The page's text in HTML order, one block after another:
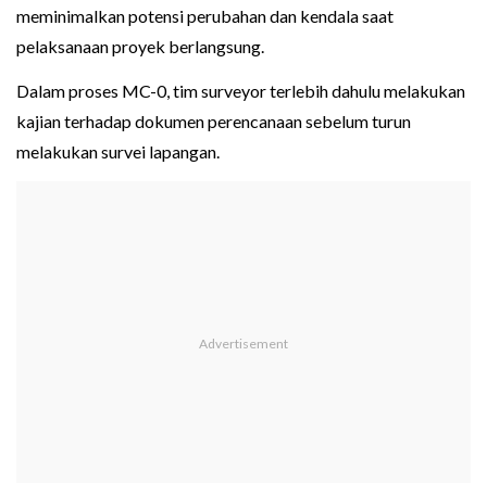
meminimalkan potensi perubahan dan kendala saat
pelaksanaan proyek berlangsung.
Dalam proses MC-0, tim surveyor terlebih dahulu melakukan
kajian terhadap dokumen perencanaan sebelum turun
melakukan survei lapangan.